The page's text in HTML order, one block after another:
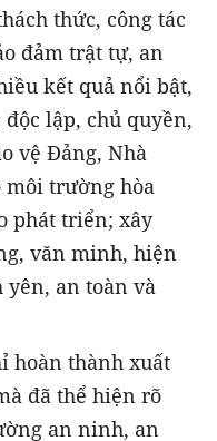
thức, công tác
đảm trật tự, an
kết quả nổi bật,
lập, chủ quyền,
vệ Đảng, Nhà
môi trường hòa
phát triển; xây
văn minh, hiện
an toàn và
hoàn thành xuất
đã thể hiện rõ
an ninh, an